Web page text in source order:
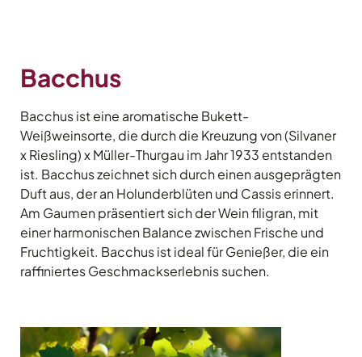
Bacchus
Bacchus ist eine aromatische Bukett-
Weißweinsorte, die durch die Kreuzung von (Silvaner
x Riesling) x Müller-Thurgau im Jahr 1933 entstanden
ist. Bacchus zeichnet sich durch einen ausgeprägten
Duft aus, der an Holunderblüten und Cassis erinnert.
Am Gaumen präsentiert sich der Wein filigran, mit
einer harmonischen Balance zwischen Frische und
Fruchtigkeit. Bacchus ist ideal für Genießer, die ein
raffiniertes Geschmackserlebnis suchen.